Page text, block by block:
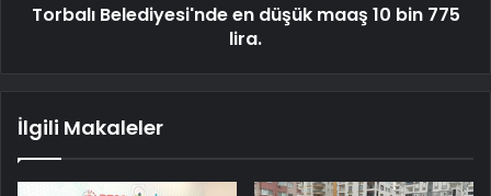
Torbalı Belediyesi'nde en düşük maaş 10 bin 775
lira.
İlgili Makaleler